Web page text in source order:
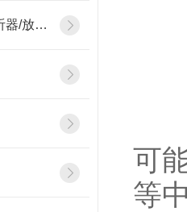
丹麦RESON水听器/放大器
可
等